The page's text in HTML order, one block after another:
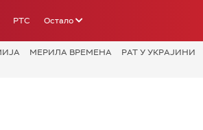
РТС Остало
МЕРИЛА ВРЕМЕНА РАТ У УКРАЈИНИ